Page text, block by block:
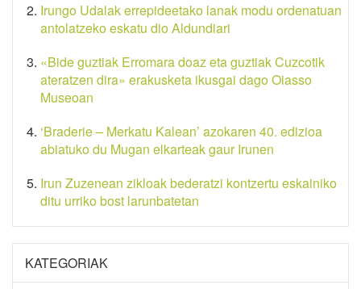
Irungo Udalak errepideetako lanak modu ordenatuan
antolatzeko eskatu dio Aldundiari
«Bide guztiak Erromara doaz eta guztiak Cuzcotik
ateratzen dira» erakusketa ikusgai dago Oiasso
Museoan
‘Braderie – Merkatu Kalean’ azokaren 40. edizioa
abiatuko du Mugan elkarteak gaur Irunen
Irun Zuzenean zikloak bederatzi kontzertu eskainiko
ditu urriko bost larunbatetan
KATEGORIAK